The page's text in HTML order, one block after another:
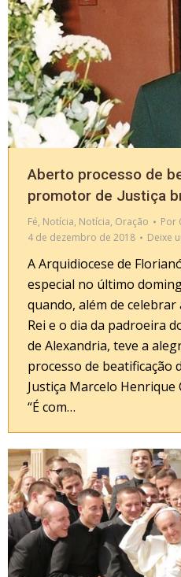
Aberto processo de
promotor de Justiça
Fé, Notícia, Notícia, Oração Por
4 de dezembro de 2018
Deixe
A Arquidiocese de
especial no último
quando, além de celebrar
Rei e o dia da padroeira
de Alexandria, teve a
processo de beatificação
Justiça Marcelo
“É com…